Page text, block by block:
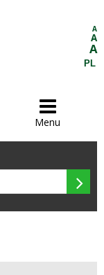
A
A
A
PL

Menu
